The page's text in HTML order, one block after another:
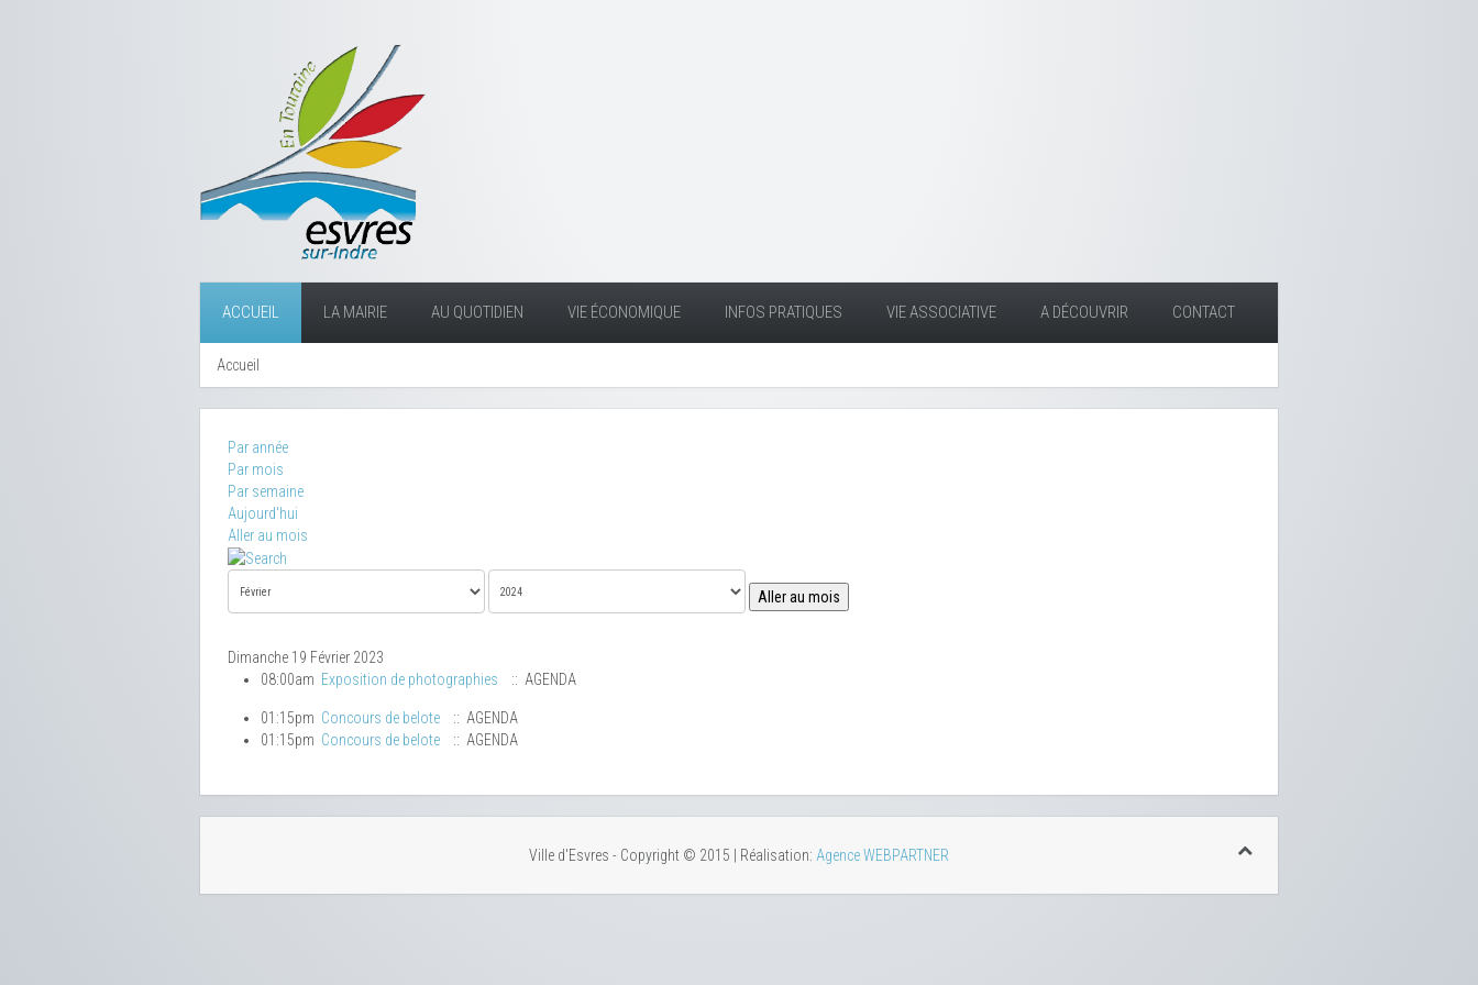
ACCUEIL LA MAIRIE AU QUOTIDIEN VIE ÉCONOMIQUE INFOS PRATIQUES VIE ASSOCIATIVE A DÉCOUVRIR CONTACT
Accueil
Par année
Par mois
Par semaine
Aujourd'hui
Aller au mois
Aller au mois
Dimanche 19 Février 2023
08:00am Exposition de photographies :: AGENDA
01:15pm Concours de belote
:: AGENDA
01:15pm Concours de belote :: AGENDA
Ville d'Esvres - Copyright © 2015 | Réalisation: Agence WEBPARTNER